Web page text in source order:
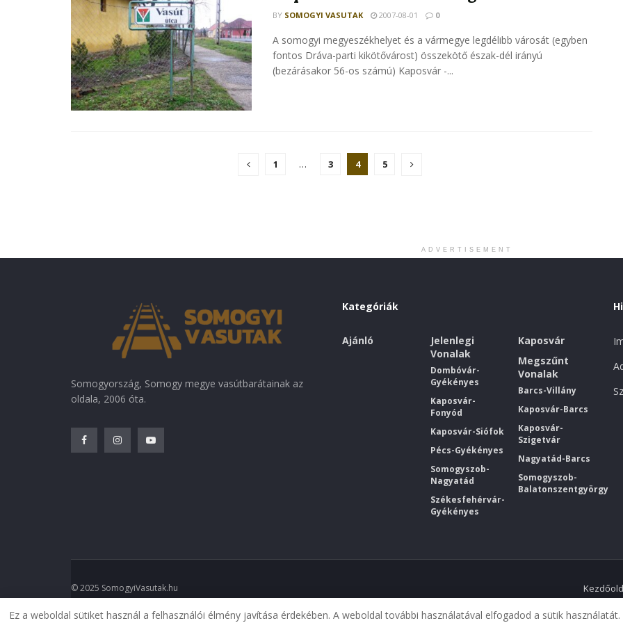
BY SOMOGYI VASUTAK 2007-08-01 0
A somogyi megyeszékhelyet és a vármegye legdélibb városát (egyben
fontos Dráva-parti kikötővárost) összekötő észak-dél irányú
(bezárásakor 56-os számú) Kaposvár -...
1 … 3 4 5
ADVERTISEMENT
Somogyország, Somogy megye vasútbarátainak az
oldala, 2006 óta.
Kategóriák
Ajánló
Jelenlegi
Vonalak
Dombóvár-
Gyékényes
Kaposvár-
Fonyód
Kaposvár-Siófok
Pécs-Gyékényes
Somogyszob-
Nagyatád
Székesfehérvár-
Gyékényes
Kaposvár
Megszűnt
Vonalak
Barcs-Villány
Kaposvár-Barcs
Kaposvár-
Szigetvár
Nagyatád-Barcs
Somogyszob-
Balatonszentgyörgy
© 2025 SomogyiVasutak.hu
Ez a weboldal sütiket használ a felhasználói élmény javítása érdekében. A weboldal további használatával elfogadod a sütik